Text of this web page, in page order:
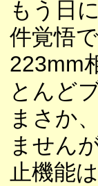
もう日
件覚悟
223mm
とんど
まさか
ません
止機能